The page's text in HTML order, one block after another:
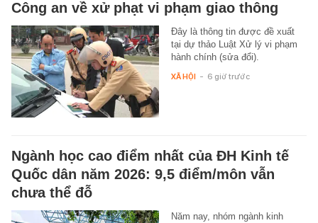
Công an về xử phạt vi phạm giao thông
Đây là thông tin được đề xuất
tại dự thảo Luật Xử lý vi phạm
hành chính (sửa đổi).
XÃ HỘI - 6 giờ trước
Ngành học cao điểm nhất của ĐH Kinh tế
Quốc dân năm 2026: 9,5 điểm/môn vẫn
chưa thể đỗ
Năm nay, nhóm ngành kinh